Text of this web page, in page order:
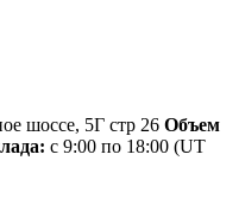
шоссе, 5Г стр 26 Объем
с 9:00 по 18:00 (UT